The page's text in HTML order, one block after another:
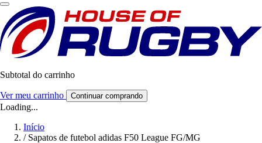
Subtotal do carrinho
Ver meu carrinho Continuar comprando
Loading...
Início
/ Sapatos de futebol adidas F50 League FG/MG